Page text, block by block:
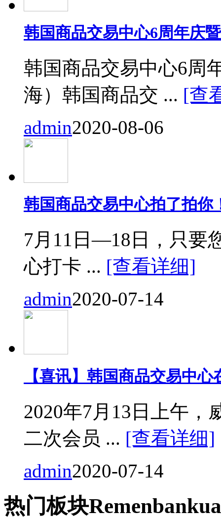
韩国商品交易中心6周年庆
韩国商品交易中心6周
海）韩国商品交 ... [查
admin2020-08-06
韩国商品交易中心拍了拍你
7月11日—18日，只要
心打卡 ... [查看详细]
admin2020-07-14
【喜讯】韩国商品交易中
2020年7月13日上午，
二次会员 ... [查看详细]
admin2020-07-14
热门板块Remen